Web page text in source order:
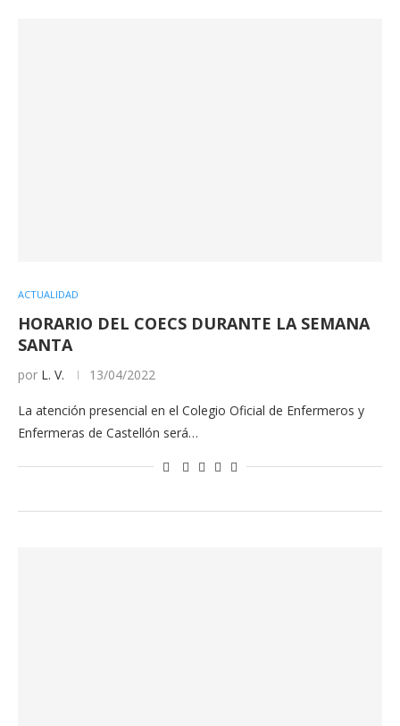
ACTUALIDAD
HORARIO DEL COECS DURANTE LA SEMANA
SANTA
por L. V. 13/04/2022
La atención presencial en el Colegio Oficial de Enfermeros y
Enfermeras de Castellón será…